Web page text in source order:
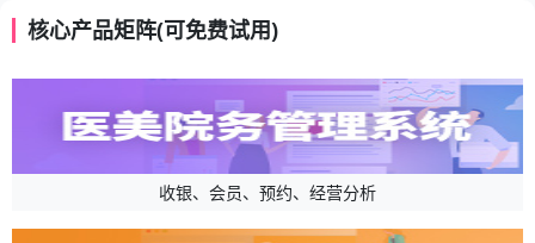
核心产品矩阵(可免费试用)
收银、会员、预约、经营分析